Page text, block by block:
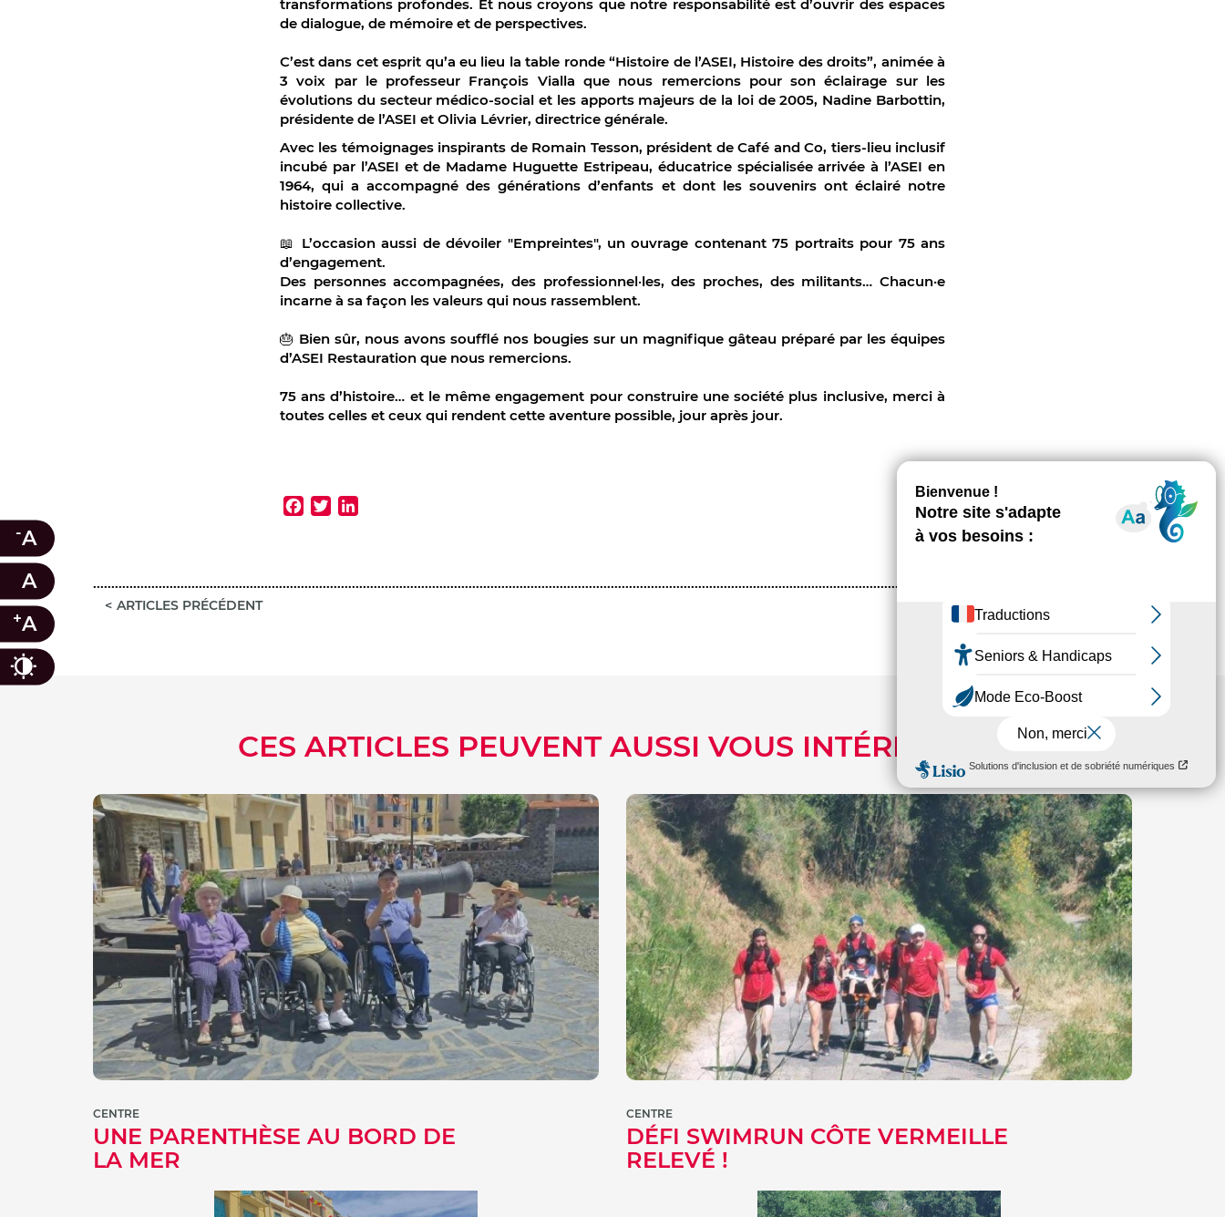
-A
A
+A
Contraste
transformations profondes. Et nous croyons que notre responsabilité est d’ouvrir des espaces
de dialogue, de mémoire et de perspectives.
C’est dans cet esprit qu’a eu lieu la table ronde “Histoire de l’ASEI, Histoire des droits”, animée à
3 voix par le professeur François Vialla que nous remercions pour son éclairage sur les
évolutions du secteur médico-social et les apports majeurs de la loi de 2005, Nadine Barbottin,
présidente de l’ASEI et Olivia Lévrier, directrice générale.
Avec les témoignages inspirants de Romain Tesson, président de Café and Co, tiers-lieu inclusif
incubé par l’ASEI et de Madame Huguette Estripeau, éducatrice spécialisée arrivée à l’ASEI en
1964, qui a accompagné des générations d’enfants et dont les souvenirs ont éclairé notre
histoire collective.
📖 L’occasion aussi de dévoiler "Empreintes", un ouvrage contenant 75 portraits pour 75 ans
d’engagement.
Des personnes accompagnées, des professionnel·les, des proches, des militants… Chacun·e
incarne à sa façon les valeurs qui nous rassemblent.
🎂 Bien sûr, nous avons soufflé nos bougies sur un magnifique gâteau préparé par les équipes
d’ASEI Restauration que nous remercions.
75 ans d’histoire… et le même engagement pour construire une société plus inclusive, merci à
toutes celles et ceux qui rendent cette aventure possible, jour après jour.
Facebook
Twitter
ARTICLES PRÉCÉDENT
CES ARTICLES PEUVENT AUSSI VOUS INTÉRESSER
CENTRE
UNE PARENTHÈSE AU BORD DE
LA MER
CENTRE
DÉFI SWIMRUN CÔTE VERMEILLE
RELEVÉ !